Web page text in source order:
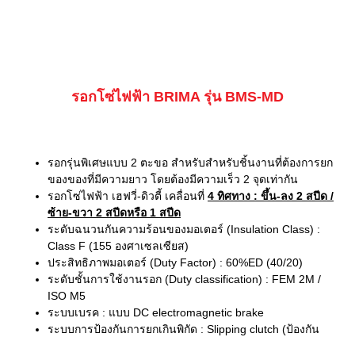
รอกโซ่ไฟฟ้า BRIMA รุ่น BMS-MD
รอกรุ่นพิเศษแบบ 2 ตะขอ สำหรับสำหรับชิ้นงานที่ต้องการยก
ของของที่มีความยาว โดยต้องมีความเร็ว 2 จุดเท่ากัน
รอกโซ่ไฟฟ้า เฮฟวี่-ดิวตี้ เคลื่อนที่ 4 ทิศทาง : ขึ้น-ลง 2 สปีด /
ซ้าย-ขวา 2 สปีดหรือ 1 สปีด
ระดับฉนวนกันความร้อนของมอเตอร์ (Insulation Class) :
Class F (155 องศาเซลเซียส)
ประสิทธิภาพมอเตอร์ (Duty Factor) : 60%ED (40/20)
ระดับชั้นการใช้งานรอก (Duty classification) : FEM 2M /
ISO M5
ระบบเบรค : แบบ DC electromagnetic brake
ระบบการป้องกันการยกเกินพิกัด : Slipping clutch (ป้องกัน